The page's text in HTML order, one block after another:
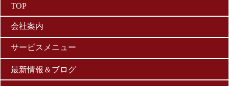
TOP
会社案内
・会社案内メニュー詳細
・経営理念
サービスメニュー
・サービスメニューの詳細
最新情報＆ブログ